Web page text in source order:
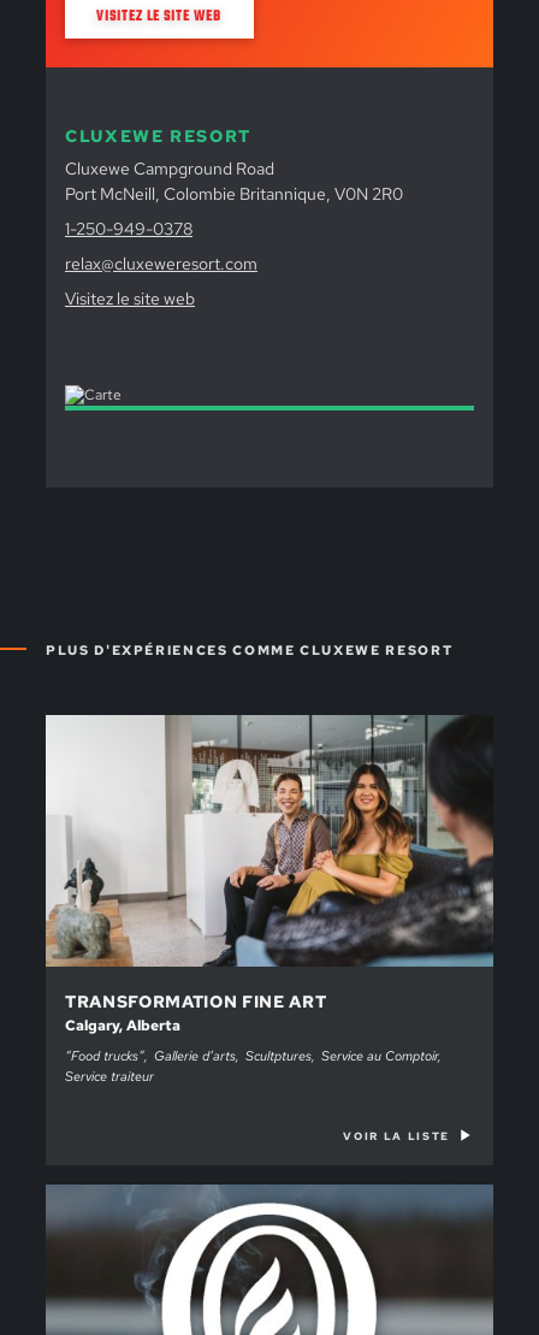
VISITEZ LE SITE WEB
CLUXEWE RESORT
Cluxewe Campground Road
Port McNeill, Colombie Britannique, V0N 2R0
1-250-949-0378
relax@cluxeweresort.com
Visitez le site web
PLUS D'EXPÉRIENCES COMME CLUXEWE RESORT
TRANSFORMATION FINE ART
Calgary, Alberta
“Food trucks” Gallerie d’arts Scultptures Service au Comptoir
Service traiteur
VOIR LA LISTE